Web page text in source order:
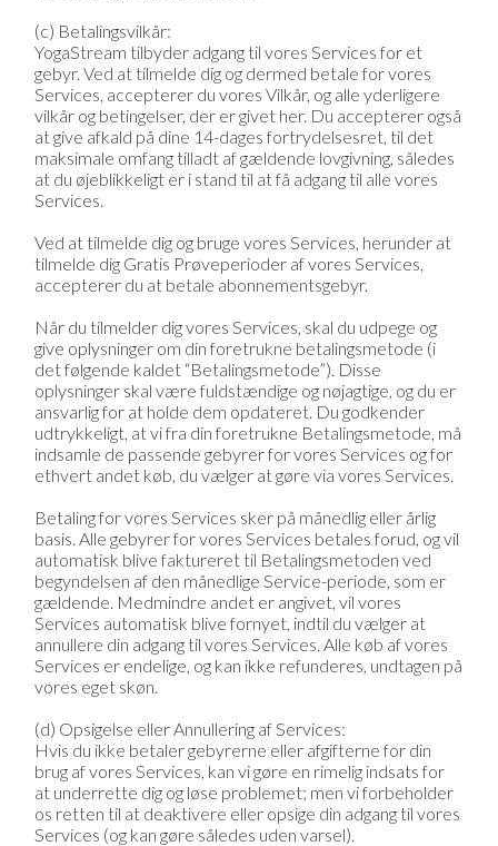
(c) Betalingsvilkår:
YogaStream tilbyder adgang til vores Services for et
gebyr. Ved at tilmelde dig og dermed betale for vores
Services, accepterer du vores Vilkår, og alle yderligere
vilkår og betingelser, der er givet her. Du accepterer også
at give afkald på dine 14-dages fortrydelsesret, til det
maksimale omfang tilladt af gældende lovgivning, således
at du øjeblikkeligt er i stand til at få adgang til alle vores
Services.
Ved at tilmelde dig og bruge vores Services, herunder at
tilmelde dig Gratis Prøveperioder af vores Services,
accepterer du at betale abonnementsgebyr.
Når du tilmelder dig vores Services, skal du udpege og
give oplysninger om din foretrukne betalingsmetode (i
det følgende kaldet “Betalingsmetode”). Disse
oplysninger skal være fuldstændige og nøjagtige, og du er
ansvarlig for at holde dem opdateret. Du godkender
udtrykkeligt, at vi fra din foretrukne Betalingsmetode, må
indsamle de passende gebyrer for vores Services og for
ethvert andet køb, du vælger at gøre via vores Services.
Betaling for vores Services sker på månedlig eller årlig
basis. Alle gebyrer for vores Services betales forud, og vil
automatisk blive faktureret til Betalingsmetoden ved
begyndelsen af den månedlige Service-periode, som er
gældende. Medmindre andet er angivet, vil vores
Services automatisk blive fornyet, indtil du vælger at
annullere din adgang til vores Services. Alle køb af vores
Services er endelige, og kan ikke refunderes, undtagen på
vores eget skøn.
(d) Opsigelse eller Annullering af Services:
Hvis du ikke betaler gebyrerne eller afgifterne for din
brug af vores Services, kan vi gøre en rimelig indsats for
at underrette dig og løse problemet; men vi forbeholder
os retten til at deaktivere eller opsige din adgang til vores
Services (og kan gøre således uden varsel).